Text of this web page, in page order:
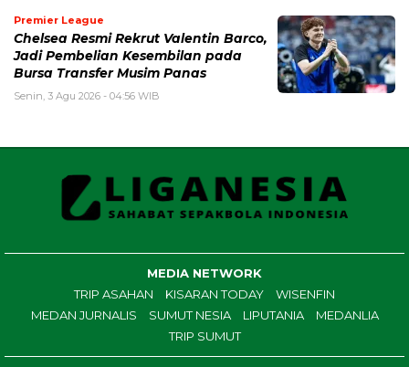
Premier League
Chelsea Resmi Rekrut Valentin Barco,
Jadi Pembelian Kesembilan pada
Bursa Transfer Musim Panas
Senin, 3 Agu 2026 - 04:56 WIB
MEDIA NETWORK
TRIP ASAHAN
KISARAN TODAY
WISENFIN
MEDAN JURNALIS
SUMUT NESIA LIPUTANIA
MEDANLIA
TRIP SUMUT